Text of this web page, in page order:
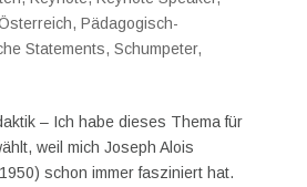
, Pädagogisch-
Statements, Schumpeter,
– Ich habe dieses Thema für
weil mich Joseph Alois
schon immer fasziniert hat.